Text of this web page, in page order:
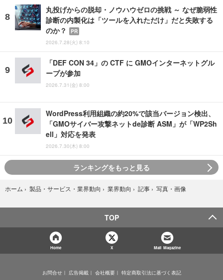
丸投げからの脱却・ノウハウゼロの挑戦 ～ なぜ脆弱性
診断の内製化は「ツールを入れただけ」だと失敗する
のか？
PR
2026.7.28(火) 8:10
「DEF CON 34」の CTF に GMOインターネットグル
ープが参加
2026.7.31(金) 8:00
WordPress利用組織の約20%で該当バージョン検出、
「GMOサイバー攻撃ネットde診断 ASM」が「WP2Sh
ell」対応を発表
2026.7.30(木) 8:00
ランキングをもっと見る
ホーム › 製品・サービス・業界動向 › 業界動向 › 記事 › 写真・画像
TOP
Home X Mail Magazine
お問合せ 広告掲載 会社概要 特定商取引法に基づく表記